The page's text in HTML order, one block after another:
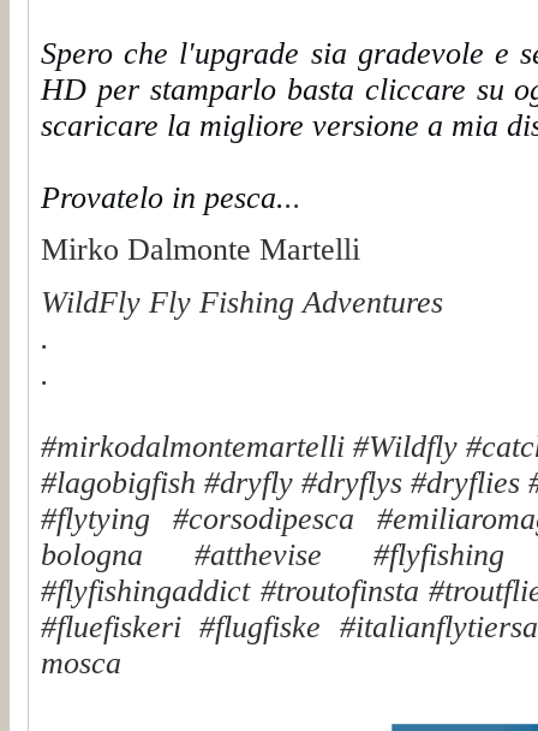
Spero che l'upgrade sia gradevole e
HD per stamparlo basta cliccare su
scaricare la migliore versione a mia
Provatelo in pesca...
Mirko Dalmonte Martelli
WildFly Fly Fishing Adventures
.
.
#mirkodalmontemartelli #Wildfly
#lagobigfish #dryfly #dryflys #dryflies
#flytying #corsodipesca
bologna #atthevise #flyfishing
#flyfishingaddict #troutofinsta
#fluefiskeri #flugfiske
mosca